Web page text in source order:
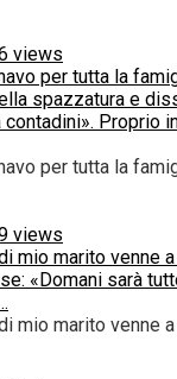
views
per tutta la
spazzatura e
contadini». Proprio
per tutta la
views
mio marito venne
«Domani sarà
mio marito venne